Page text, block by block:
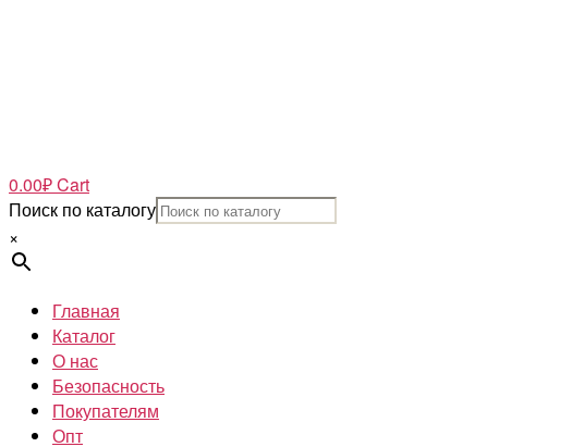
0.00₽Cart
Поиск по каталогу
×
Главная
Каталог
О нас
Безопасность
Покупателям
Опт